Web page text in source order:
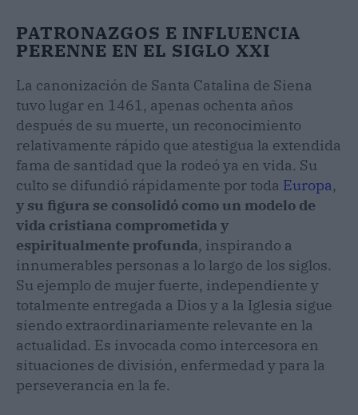
PATRONAZGOS E INFLUENCIA
PERENNE EN EL SIGLO XXI
La canonización de Santa Catalina de Siena
tuvo lugar en 1461, apenas ochenta años
después de su muerte, un reconocimiento
relativamente rápido que atestigua la extendida
fama de santidad que la rodeó ya en vida. Su
culto se difundió rápidamente por toda Europa,
y su figura se consolidó como un modelo de
vida cristiana comprometida y
espiritualmente profunda, inspirando a
innumerables personas a lo largo de los siglos.
Su ejemplo de mujer fuerte, independiente y
totalmente entregada a Dios y a la Iglesia sigue
siendo extraordinariamente relevante en la
actualidad. Es invocada como intercesora en
situaciones de división, enfermedad y para la
perseverancia en la fe.